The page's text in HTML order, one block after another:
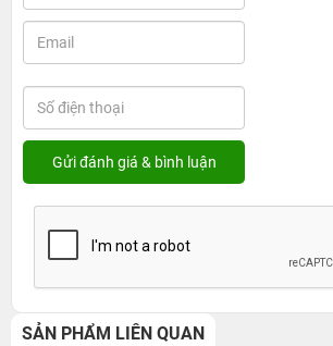
SẢN PHẨM LIÊN QUAN